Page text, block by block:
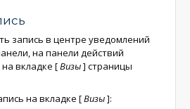
запись в центре уведомлений
на панели действий
вкладке [Визы] страницы
на вкладке [Визы]: